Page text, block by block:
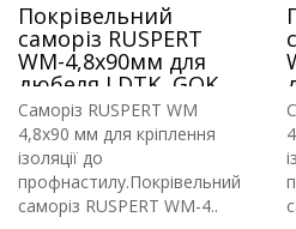
Покрівельний
саморіз RUSPERT
WM-4,8х90мм для
дюбеля LDTK, GOK,
RIF.
Саморіз RUSPERT WM
4,8х90 мм для кріплення
ізоляції до
профнастилу.Покрівельний
саморіз RUSPERT WM-4..